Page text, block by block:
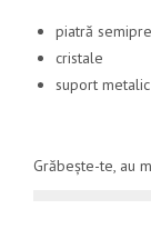
piatră
cristale
suport
Grăbește-te, au